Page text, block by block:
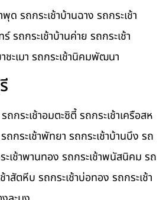
ด รถกระเช้าบ้านฉาง รถกระเช้า
รถกระเช้าบ้านค่าย รถกระเช้า
ชะเมา รถกระเช้านิคมพัฒนา
ถกระเช้าอมตะซิตี้ รถกระเช้าเครือสห
กระเช้าพัทยา รถกระเช้าบ้านบึง รถ
ะเช้าพานทอง รถกระเช้าพนัสนิคม รถ
าสัตหีบ รถกระเช้าบ่อทอง รถกระเช้า